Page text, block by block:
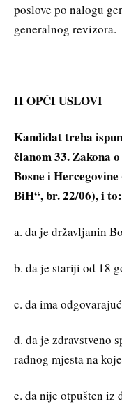
poslove po nalogu
generalnog revizora.
II OPĆI USLOVI
Kandidat treba
članom 33. Zakona
Bosne i
BiH“, br. 22/06), i to:
a. da je državljanin
b. da je stariji od 18
c. da ima
d. da je zdravstveno
radnog mjesta na
e. da nije otpušten iz